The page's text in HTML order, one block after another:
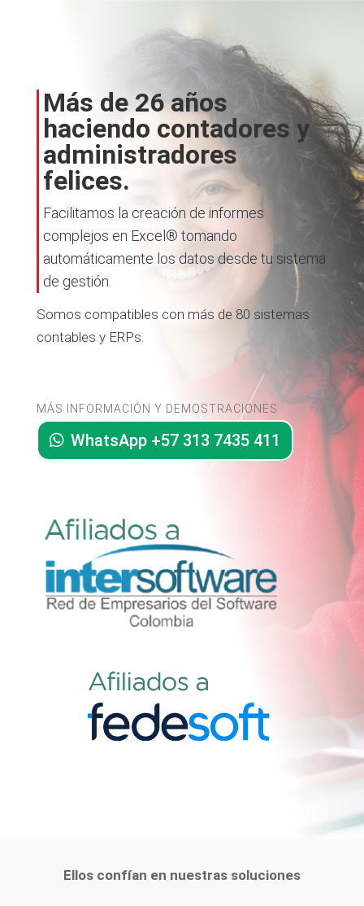
Más de 26 años
haciendo contadores y
administradores
felices.
Facilitamos la creación de informes
complejos en Excel® tomando
automáticamente los datos desde tu sistema
de gestión.
Somos compatibles con más de 80 sistemas
contables y ERPs.
MÁS INFORMACIÓN Y DEMOSTRACIONES
WhatsApp +57 313 7435 411
Ellos confían en nuestras soluciones